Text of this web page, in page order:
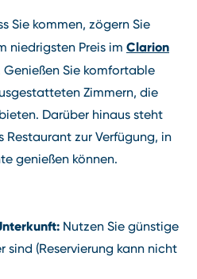
Sie kommen, zögern Sie
niedrigsten Preis im Clarion
Genießen Sie komfortable
Zimmern, die
Darüber hinaus steht
Restaurant zur Verfügung, in
genießen können.
Nutzen Sie günstige
sind (Reservierung kann nicht